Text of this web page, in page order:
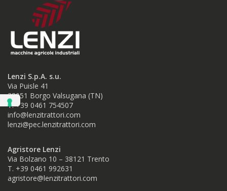
Lenzi S.p.A. s.u.
Via Puisle 41
38051 Borgo Valsugana (TN)
T. +39 0461 754507
info@lenzitrattori.com
lenzi@pec.lenzitrattori.com
Agristore Lenzi
Via Bolzano 10 – 38121 Trento
T. +39 0461 992631
agristore@lenzitrattori.com